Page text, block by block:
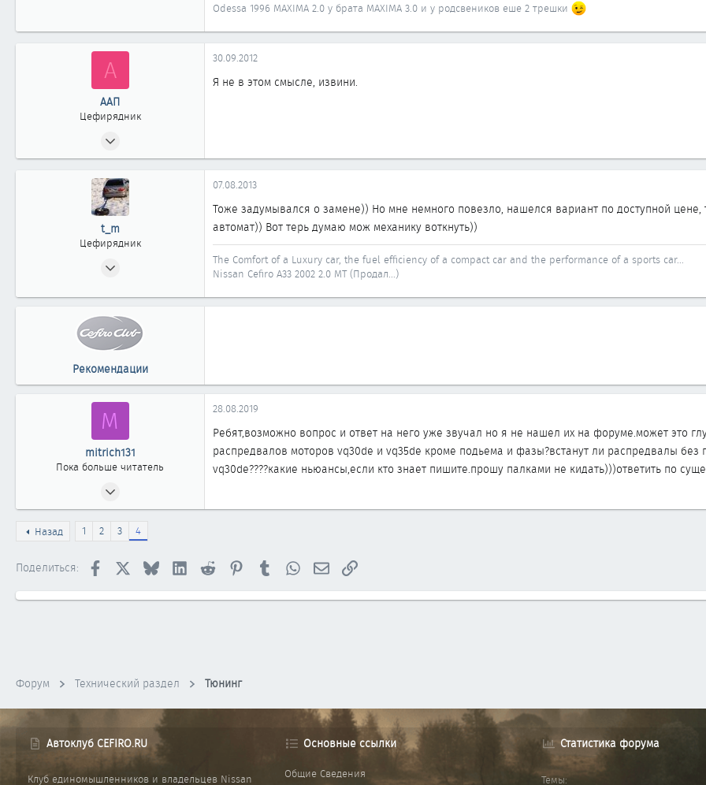
361
Odessa 1996 MAXIMA 2.0 у брата MAXIMA 3.0 и у родсвеников еше 2 трешки
А
ААП
Цефирядник
70
30.09.2012
Я не в этом смысле, извини.
t_m
Цефирядник
0
تيمور من أستانا
07.08.2013
Тоже задумывался о замене)) Но мне немного повезло, нашелся вариант по доступной
автомат)) Вот терь думаю мож механику воткнуть))
The Comfort of a Luxury car, the fuel efficiency of a compact car and the performance of a sports car...
Nissan Cefiro A33 2002 2.0 MT (Продал...)
Рекомендации
M
mitrich131
Пока больше читатель
1
28.08.2019
Ребят,возможно вопрос и ответ на него уже звучал но я не нашел их на форуме.может это
распредвалов моторов vq30de и vq35de кроме подьема и фазы?встанут ли распредвалы
vq30de????какие ньюансы,если кто знает пишите.прошу палками не кидать)))ответить по
Назад 1 2 3 4
Поделиться: Facebook Bluesky LinkedInReddit PinterestTumblrWhatsAppЭлектронная почта
Ссылка
Форум Технический раздел Тюнинг
Автоклуб CEFIRO.RU
Клуб единомышленников и владельцев Nissan
Основные ссылки
Общие Сведения
Статистика форума
Темы